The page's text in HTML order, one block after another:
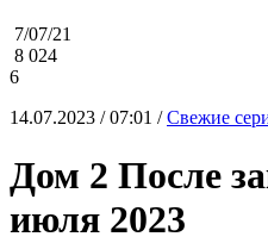
7/07/21
8 024
6
14.07.2023 / 07:01 /Свежие
Дом 2 После
июля 2023